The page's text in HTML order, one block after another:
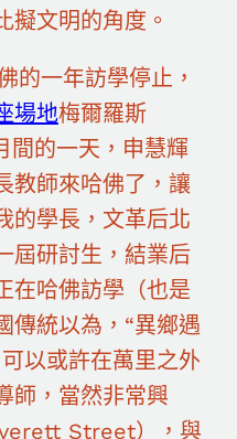
擬文明的角度。
的一年訪學停止，
場地梅爾羅斯
間的一天，申慧輝
教師來哈佛了，讓
的學長，文革后北
屆研討生，結業后
在哈佛訪學（也是
傳統以為，“異鄉遇
以或許在萬里之外
師，當然非常興
Street），與